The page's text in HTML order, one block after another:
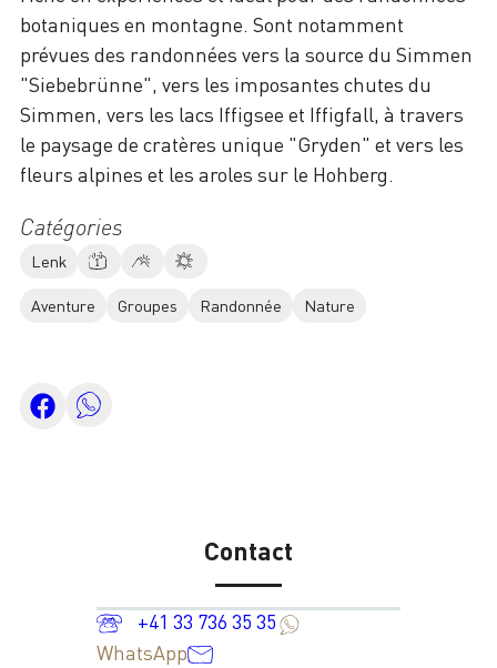
Catégories
Lenk
Aventure Groupes Randonnée Nature
botaniques en montagne. Sont notamment
prévues des randonnées vers la source du Simmen
"Siebebrünne", vers les imposantes chutes du
Simmen, vers les lacs Iffigsee et Iffigfall, à travers
le paysage de cratères unique "Gryden" et vers les
fleurs alpines et les aroles sur le Hohberg.
Contact
+41 33 736 35 35
WhatsApp